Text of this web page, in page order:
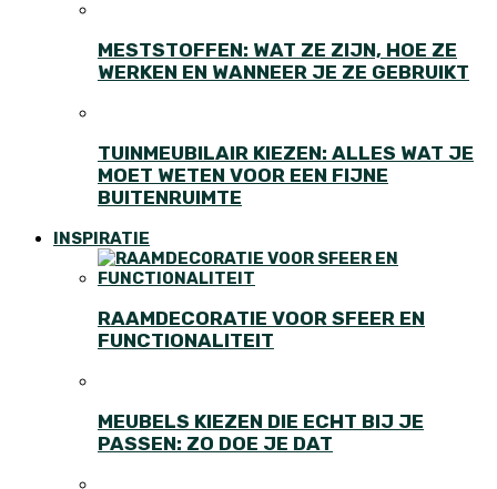
MESTSTOFFEN: WAT ZE ZIJN, HOE ZE
WERKEN EN WANNEER JE ZE GEBRUIKT
TUINMEUBILAIR KIEZEN: ALLES WAT JE
MOET WETEN VOOR EEN FIJNE
BUITENRUIMTE
INSPIRATIE
RAAMDECORATIE VOOR SFEER EN
FUNCTIONALITEIT
MEUBELS KIEZEN DIE ECHT BIJ JE
PASSEN: ZO DOE JE DAT